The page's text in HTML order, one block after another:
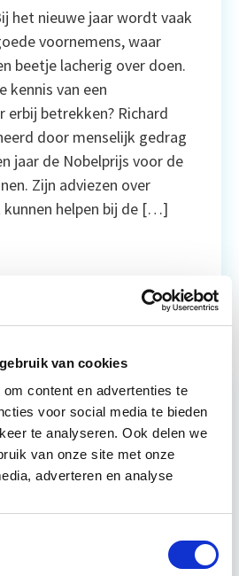
van cookies
content en advertenties te
voor social media te bieden
te analyseren. Ook delen we
van onze site met onze
adverteren en analyse
het nieuwe jaar wordt vaak
voornemens, waar
beetje lacherig over doen.
kennis van een
erbij betrekken? Richard
door menselijk gedrag
jaar de Nobelprijs voor de
Zijn adviezen over
helpen bij de […]